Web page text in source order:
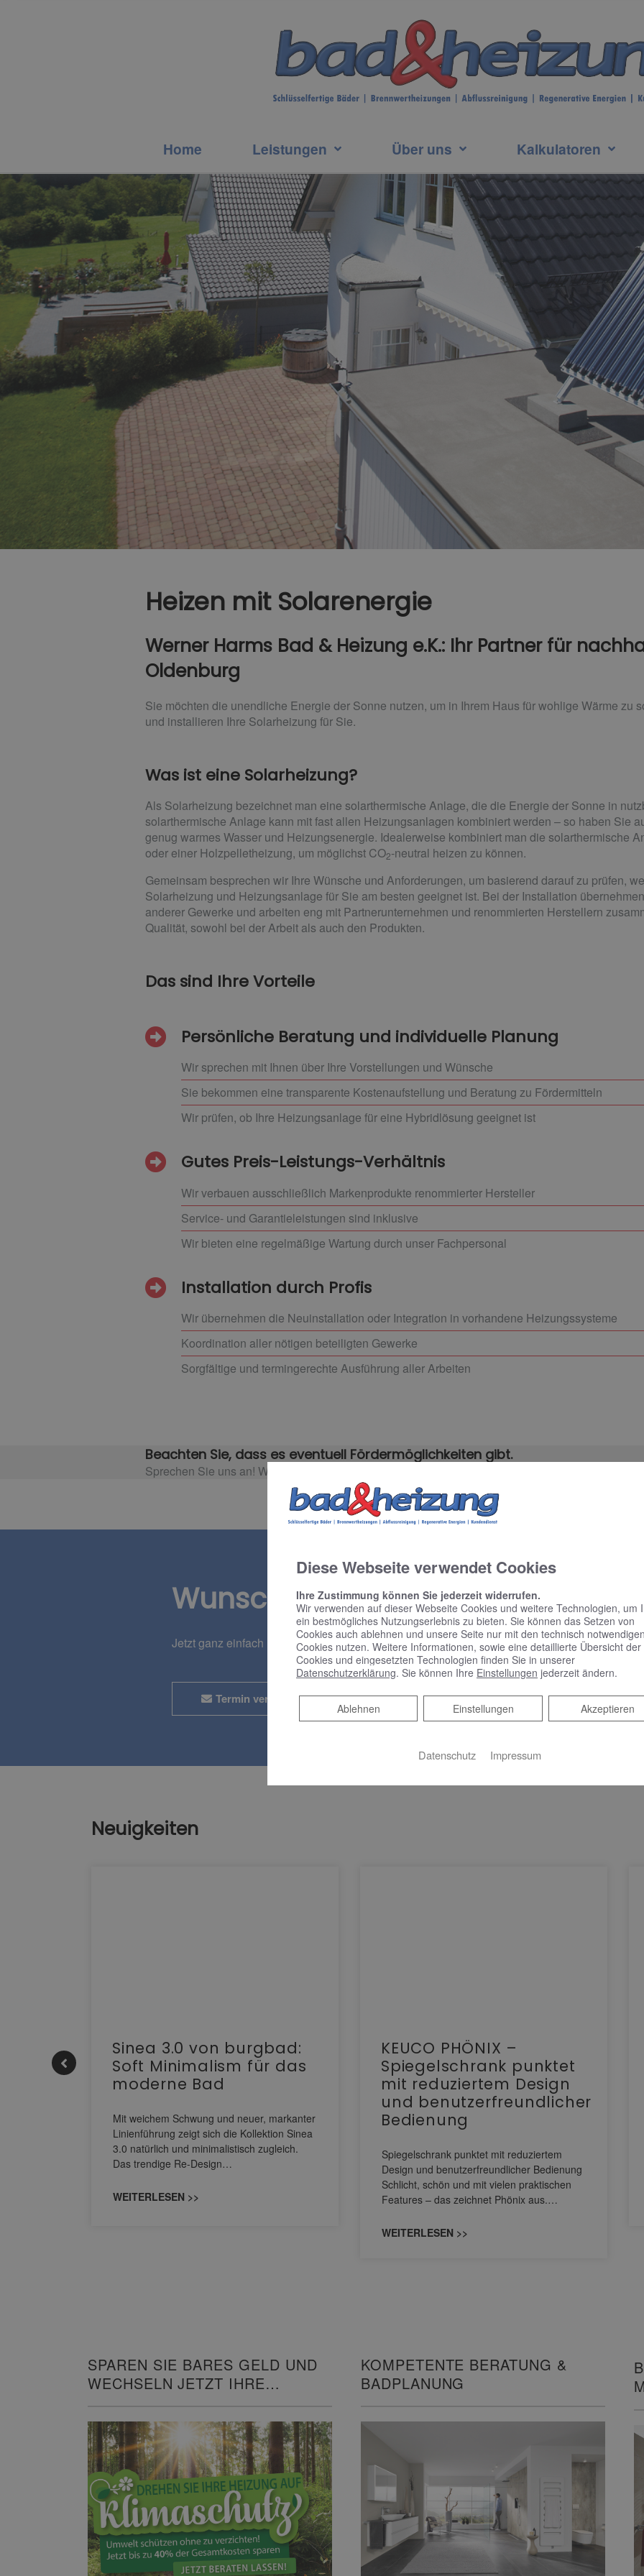
Home Leistungen Über uns Kalkulatoren
Heizen mit Solarenergie
Werner Harms Bad & Heizung e.K.: Ihr Partner für
Oldenburg
Sie möchten die unendliche Energie der Sonne nutzen, um in Ihrem Haus für wohlige Wärme zu
und installieren Ihre Solarheizung für Sie.
Was ist eine Solarheizung?
Als Solarheizung bezeichnet man eine solarthermische Anlage, die die Energie der Sonne in
solarthermische Anlage kann mit fast allen Heizungsanlagen kombiniert werden – so haben Sie
genug warmes Wasser und Heizungsenergie. Idealerweise kombiniert man die solarthermische
oder einer Holzpelletheizung, um möglichst CO2-neutral heizen zu können.
Gemeinsam besprechen wir Ihre Wünsche und Anforderungen, um basierend darauf zu prüfen,
Solarheizung und Heizungsanlage für Sie am besten geeignet ist. Bei der Installation
anderer Gewerke und arbeiten eng mit Partnerunternehmen und renommierten Herstellern
Qualität, sowohl bei der Arbeit als auch den Produkten.
Das sind Ihre Vorteile
Persönliche Beratung und individuelle Planung
Wir sprechen mit Ihnen über Ihre Vorstellungen und Wünsche
Sie bekommen eine transparente Kostenaufstellung und Beratung zu Fördermitteln
Wir prüfen, ob Ihre Heizungsanlage für eine Hybridlösung geeignet ist
Gutes Preis-Leistungs-Verhältnis
Wir verbauen ausschließlich Markenprodukte renommierter Hersteller
Service- und Garantieleistungen sind inklusive
Wir bieten eine regelmäßige Wartung durch unser Fachpersonal
Installation durch Profis
Wir übernehmen die Neuinstallation oder Integration in vorhandene Heizungssysteme
Koordination aller nötigen beteiligten Gewerke
Sorgfältige und termingerechte Ausführung aller Arbeiten
Beachten Sie, dass es eventuell Fördermöglichkeiten gibt.
Sprechen Sie uns an! Wir informieren Sie.
Wunschtermin
Jetzt ganz einfach und bequem Online Termine anfragen!
Termin vereinbaren
Neuigkeiten
Sinea 3.0 von burgbad:
Soft Minimalism für das
moderne Bad
Mit weichem Schwung und neuer, markanter
Linienführung zeigt sich die Kollektion Sinea
3.0 natürlich und minimalistisch zugleich.
Das trendige Re-Design…
WEITERLESEN >>
KEUCO PHÖNIX –
Spiegelschrank punktet
mit reduziertem Design
und benutzerfreundlicher
Bedienung
Spiegelschrank punktet mit reduziertem
Design und benutzerfreundlicher Bedienung
Schlicht, schön und mit vielen praktischen
Features – das zeichnet Phönix aus.…
WEITERLESEN >>
SPAREN SIE BARES GELD UND
WECHSELN JETZT IHRE
KOMPETENTE BERATUNG &
BADPLANUNG
Diese Webseite verwendet Cookies
Ihre Zustimmung können Sie jederzeit widerrufen.
Wir verwenden auf dieser Webseite Cookies und weitere Technologien, um
ein bestmögliches Nutzungserlebnis zu bieten. Sie können das Setzen von
Cookies auch ablehnen und unsere Seite nur mit den technisch
Cookies nutzen. Weitere Informationen, sowie eine detaillierte Übersicht der
Cookies und eingesetzten Technologien finden Sie in unserer
Datenschutzerklärung. Sie können Ihre Einstellungen jederzeit ändern.
Akzeptieren
Einstellungen
Ablehnen
Ablehnen
Datenschutz Impressum